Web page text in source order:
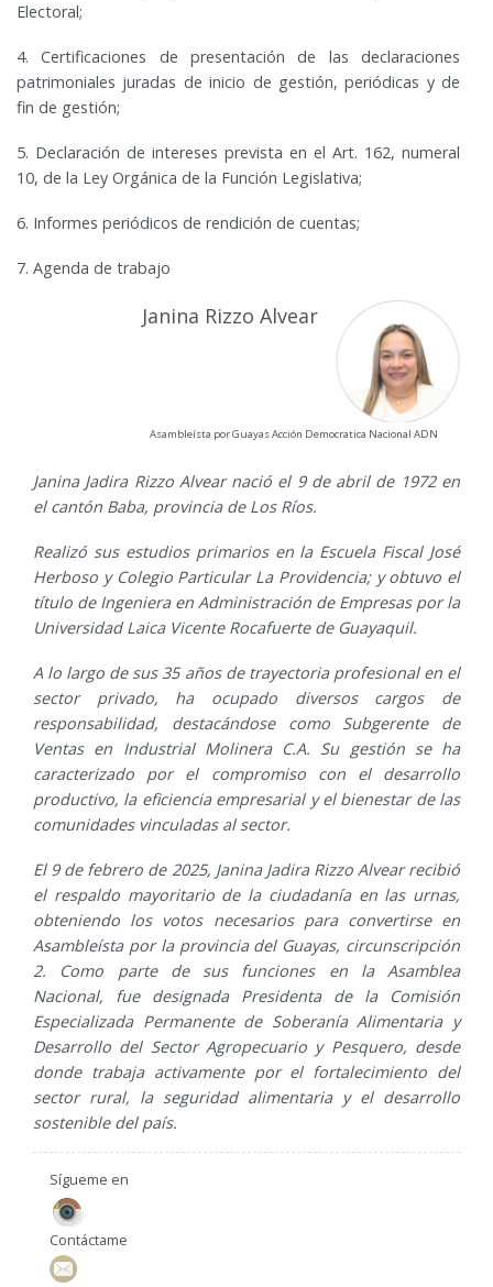
Electoral;
4. Certificaciones de presentación de las declaraciones
patrimoniales juradas de inicio de gestión, periódicas y de
fin de gestión;
5. Declaración de intereses prevista en el Art. 162, numeral
10, de la Ley Orgánica de la Función Legislativa;
6. Informes periódicos de rendición de cuentas;
7. Agenda de trabajo
Janina Rizzo Alvear
Asambleísta por Guayas Acción Democratica Nacional ADN
Janina Jadira Rizzo Alvear nació el 9 de abril de 1972 en
el cantón Baba, provincia de Los Ríos.
Realizó sus estudios primarios en la Escuela Fiscal José
Herboso y Colegio Particular La Providencia; y obtuvo el
título de Ingeniera en Administración de Empresas por la
Universidad Laica Vicente Rocafuerte de Guayaquil.
A lo largo de sus 35 años de trayectoria profesional en el
sector privado, ha ocupado diversos cargos de
responsabilidad, destacándose como Subgerente de
Ventas en Industrial Molinera C.A. Su gestión se ha
caracterizado por el compromiso con el desarrollo
productivo, la eficiencia empresarial y el bienestar de las
comunidades vinculadas al sector.
El 9 de febrero de 2025, Janina Jadira Rizzo Alvear recibió
el respaldo mayoritario de la ciudadanía en las urnas,
obteniendo los votos necesarios para convertirse en
Asambleísta por la provincia del Guayas, circunscripción
2. Como parte de sus funciones en la Asamblea
Nacional, fue designada Presidenta de la Comisión
Especializada Permanente de Soberanía Alimentaria y
Desarrollo del Sector Agropecuario y Pesquero, desde
donde trabaja activamente por el fortalecimiento del
sector rural, la seguridad alimentaria y el desarrollo
sostenible del país.
Sígueme en
Contáctame